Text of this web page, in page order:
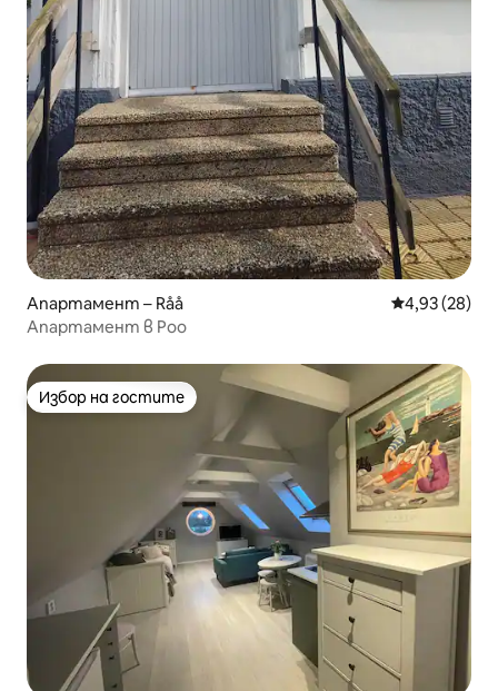
Апартамент – Råå Средна
4,93 (28)
Апартамент в Роо
Избор на гостите
Избор на гостите